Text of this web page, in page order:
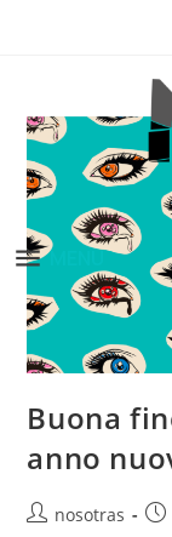
MENU
Buona
anno
nosotras